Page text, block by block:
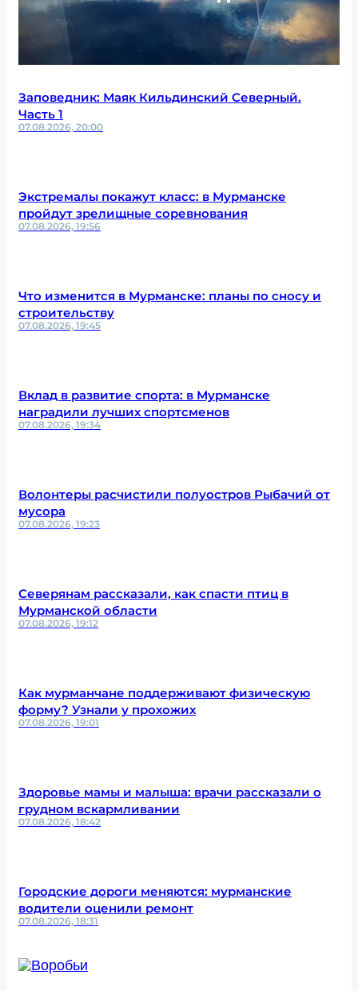
Заповедник: Маяк Кильдинский Северный.
Часть 1
07.08.2026, 20:00
Экстремалы покажут класс: в Мурманске
пройдут зрелищные соревнования
07.08.2026, 19:56
Что изменится в Мурманске: планы по сносу и
строительству
07.08.2026, 19:45
Вклад в развитие спорта: в Мурманске
наградили лучших спортсменов
07.08.2026, 19:34
Волонтеры расчистили полуостров Рыбачий от
мусора
07.08.2026, 19:23
Северянам рассказали, как спасти птиц в
Мурманской области
07.08.2026, 19:12
Как мурманчане поддерживают физическую
форму? Узнали у прохожих
07.08.2026, 19:01
Здоровье мамы и малыша: врачи рассказали о
грудном вскармливании
07.08.2026, 18:42
Городские дороги меняются: мурманские
водители оценили ремонт
07.08.2026, 18:31